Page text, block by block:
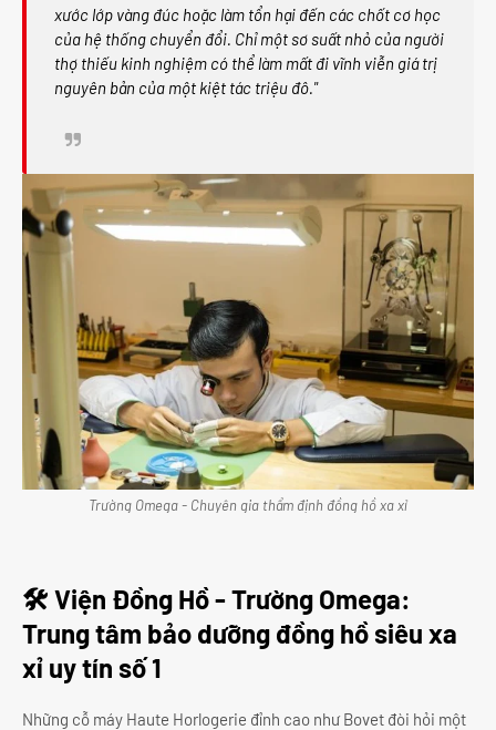
xước lớp vàng đúc hoặc làm tổn hại đến các chốt cơ học
của hệ thống chuyển đổi. Chỉ một sơ suất nhỏ của người
thợ thiếu kinh nghiệm có thể làm mất đi vĩnh viễn giá trị
nguyên bản của một kiệt tác triệu đô."
Trường Omega - Chuyên gia thẩm định đồng hồ xa xỉ
🛠 Viện Đồng Hồ - Trường Omega:
Trung tâm bảo dưỡng đồng hồ siêu xa
xỉ uy tín số 1
Những cỗ máy Haute Horlogerie đỉnh cao như Bovet đòi hỏi một